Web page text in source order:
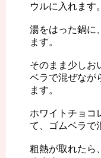
ウルに入れます。
湯をはった鍋に
ます。
そのまま少しお
ベラで混ぜなが
ます。
ホワイトチョコ
て、ゴムベラで
粗熱が取れたら